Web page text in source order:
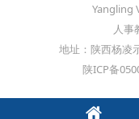
Yangling
人事
地址：陕西杨
陕ICP备